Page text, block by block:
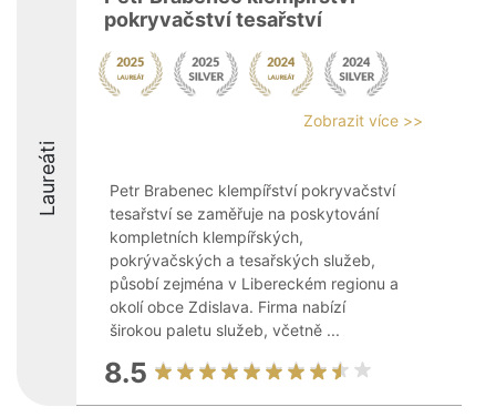
Laureáti
pokryvačství tesařství
Zobrazit více >>
Petr Brabenec klempířství pokryvačství
tesařství se zaměřuje na poskytování
kompletních klempířských,
pokrývačských a tesařských služeb,
působí zejména v Libereckém regionu a
okolí obce Zdislava. Firma nabízí
širokou paletu služeb, včetně ...
8.5